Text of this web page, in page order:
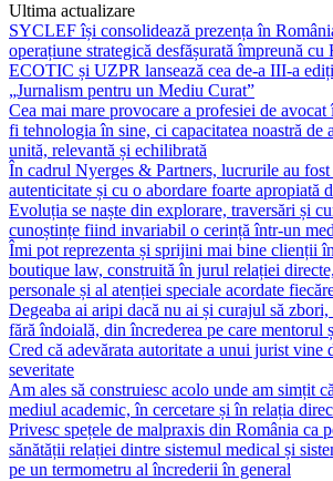
Ultima actualizare
SYCLEF își consolidează prezența în
operațiune strategică desfășurată împreună
ECOTIC și UZPR lansează cea de-a III-a
„Jurnalism pentru un Mediu Curat”
Cea mai mare provocare a profesiei de
fi tehnologia în sine, ci capacitatea noastră de
unită, relevantă și echilibrată
În cadrul Nyerges & Partners, lucrurile au
autenticitate și cu o abordare foarte apropiată
Evoluția se naște din explorare, traversări și
cunoștințe fiind invariabil o cerință într-un
Îmi pot reprezenta și sprijini mai bine clienții
boutique law, construită în jurul relației
personale și al atenției speciale acordate
Degeaba ai aripi dacă nu ai și curajul să
fără îndoială, din încrederea pe care mentorul
Cred că adevărata autoritate a unui jurist
severitate
Am ales să construiesc acolo unde am simțit
mediul academic, în cercetare și în relația
Privesc spețele de malpraxis din România ca
sănătății relației dintre sistemul medical și
pe un termometru al încrederii în general